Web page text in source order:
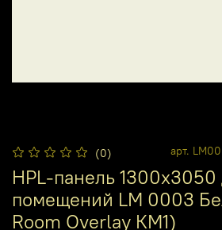
(0) арт.
HPL-панель 1300х3050
помещений LM 0003
Room Overlay КМ1)